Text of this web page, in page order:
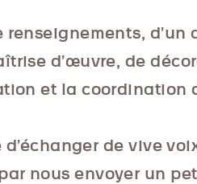
renseignements, d’un
d’œuvre, de
et la coordination
de vive
nous envoyer un